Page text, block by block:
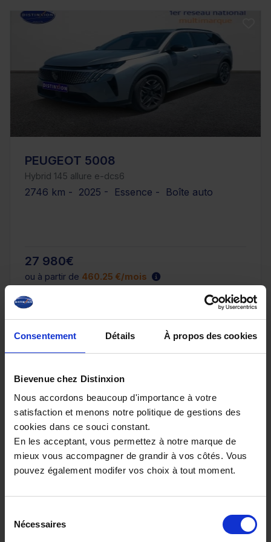
Consentement Détails À propos des cookies
Bievenue chez Distinxion
Nous accordons beaucoup d'importance à votre
satisfaction et menons notre politique de gestions des
cookies dans ce souci constant.
En les acceptant, vous permettez à notre marque de
mieux vous accompagner de grandir à vos côtés. Vous
pouvez également modifer vos choix à tout moment.
Nécessaires
PEUGEOT 5008
Hybrid 145 allure e-dcs6
2746 km - 2025 - Essence - Boîte auto
27 980€
ou à partir de 460.25 €/mois
PEUGEOT 5008
Hybrid 145 allure e-dcs6
5180 km - 2025 - Essence - Boîte auto